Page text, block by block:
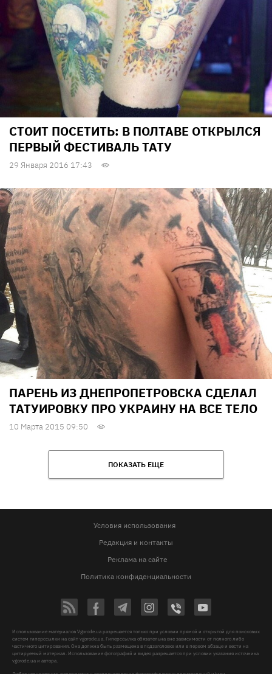
СТОИТ ПОСЕТИТЬ: В ПОЛТАВЕ ОТКРЫЛСЯ
ПЕРВЫЙ ФЕСТИВАЛЬ ТАТУ
29 Января 2016 17:43
ПАРЕНЬ ИЗ ДНЕПРОПЕТРОВСКА CДЕЛАЛ
ТАТУИРОВКУ ПРО УКРАИНУ НА ВСЕ ТЕЛО
10 Марта 2015 09:50
ПОКАЗАТЬ ЕЩЕ
Условия использования
Редакция и контакты
Реклама на сайте
Политика конфиденциальности
Использование материалов Vgorode.ua разрешается только при условии прямой и открытой для поисковых
систем гиперссылки на сайт vgorode.ua. Гиперссылка обязательна вне зависимости от полного либо
частичного цитирования. Она должна быть размещена в подзаголовке или в первом абзаце и вести на
цитируемый материал. Использование фотографий и видео разрешается при условии указания источника
vgorode.ua и автора.